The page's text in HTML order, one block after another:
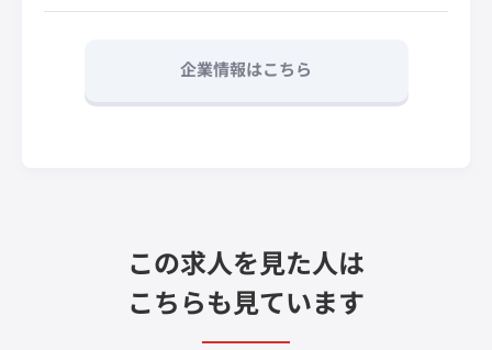
企業情報はこちら
この求人を見た人は
こちらも見ています